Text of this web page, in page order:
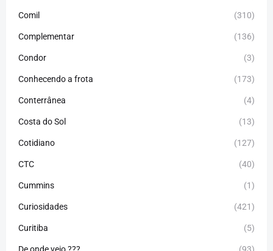
Comil (310)
Complementar (136)
Condor (3)
Conhecendo a frota (173)
Conterrânea (4)
Costa do Sol (13)
Cotidiano (127)
CTC (40)
Cummins (1)
Curiosidades (421)
Curitiba (5)